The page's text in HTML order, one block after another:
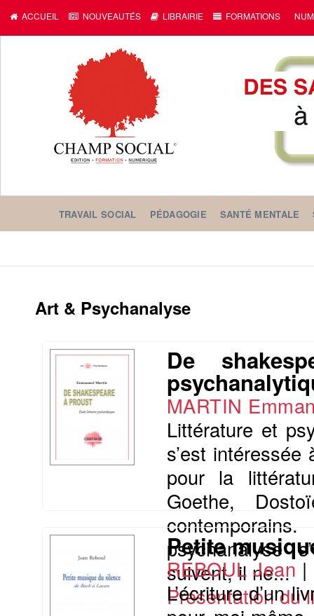
ACCUEIL NOUVEAUTÉS LIBRAIRIE FORMATIONS
TRAVAIL SOCIAL PÉDAGOGIE SANTÉ MENTALE
Art & Psychanalyse
De
MARTIN
Littérature et
s’est
pour la
Goethe,
psychanalyse
suivent, il ne...
Présentation du
Petite
REBOUL Jean |
L’écriture d’un